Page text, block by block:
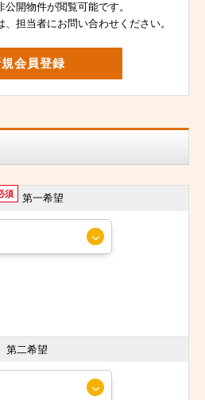
開物件が閲覧可能です。
担当者にお問い合わせください。
規会員登録
須 第一希望
第二希望